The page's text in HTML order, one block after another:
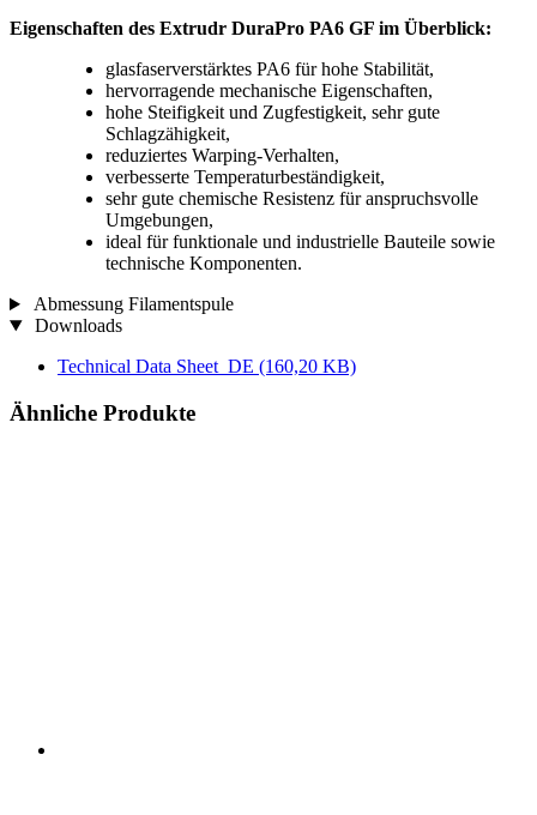
Eigenschaften des Extrudr DuraPro PA6 GF im Überblick:
glasfaserverstärktes PA6 für hohe Stabilität,
hervorragende mechanische Eigenschaften,
hohe Steifigkeit und Zugfestigkeit, sehr gute
Schlagzähigkeit,
reduziertes Warping-Verhalten,
verbesserte Temperaturbeständigkeit,
sehr gute chemische Resistenz für anspruchsvolle
Umgebungen,
ideal für funktionale und industrielle Bauteile sowie
technische Komponenten.
Abmessung Filamentspule
Downloads
Technical Data Sheet_DE (160,20 KB)
Ähnliche Produkte